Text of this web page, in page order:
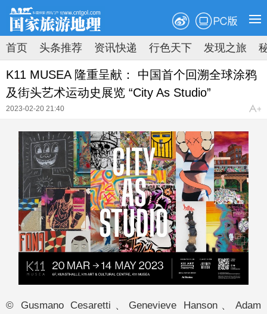
首页 头条推荐 资讯快递 行色天下 发现之旅
原创速递
新知速览 拍图时代 地理荟萃
K11 MUSEA 隆重呈献： 中国首个回溯全球涂鸦
及街头艺术运动史展览 “City As Studio”
2023-02-20 21:40
©️ Gusmano Cesaretti、Genevieve Hanson、Adam